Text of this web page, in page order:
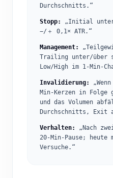
Durchschnitts.“
Stopp:
„Initial unter/
−/＋ 0,1× ATR.“
Management:
Trailing unter/über
Low/High im 1-Min-
Invalidierung:
Min-Kerzen in Folge
und das Volumen
Durchschnitts, Exit
Verhalten:
„Nach
20-Min-Pause; heute
Versuche.“